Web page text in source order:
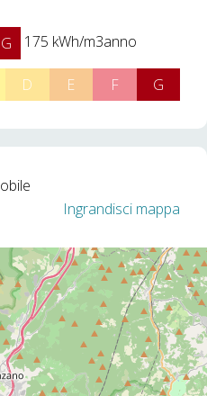
G 175 kWh/m3anno
D E F G
Ingrandisci mappa